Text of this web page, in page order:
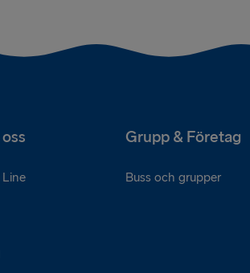
Grupp & Företag
Buss och grupper